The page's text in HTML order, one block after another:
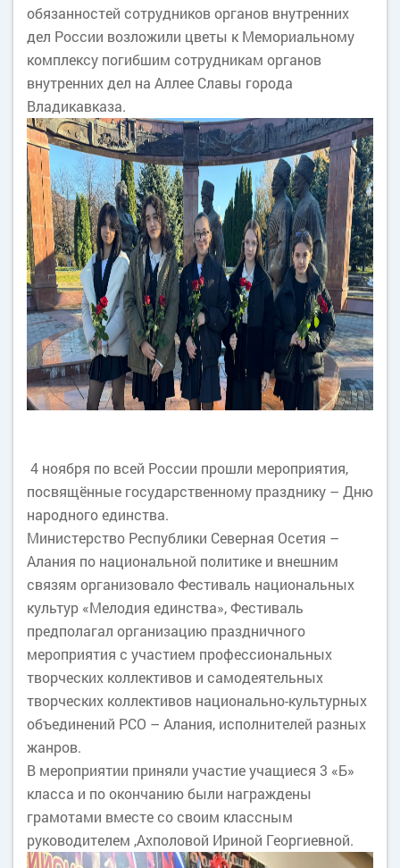
обязанностей сотрудников органов внутренних
дел России возложили цветы к Мемориальному
комплексу погибшим сотрудникам органов
внутренних дел на Аллее Славы города
Владикавказа.
4 ноября по всей России прошли мероприятия,
посвящённые государственному празднику – Дню
народного единства.
Министерство Республики Северная Осетия –
Алания по национальной политике и внешним
связям организовало Фестиваль национальных
культур «Мелодия единства», Фестиваль
предполагал организацию праздничного
мероприятия с участием профессиональных
творческих коллективов и самодеятельных
творческих коллективов национально-культурных
объединений РСО – Алания, исполнителей разных
жанров.
В мероприятии приняли участие учащиеся 3 «Б»
класса и по окончанию были награждены
грамотами вместе со своим классным
руководителем ,Ахполовой Ириной Георгиевной.